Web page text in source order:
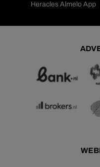
Heracles Almelo App